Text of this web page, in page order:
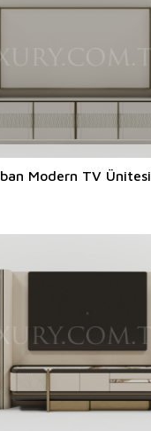
Modern TV Ünitesi